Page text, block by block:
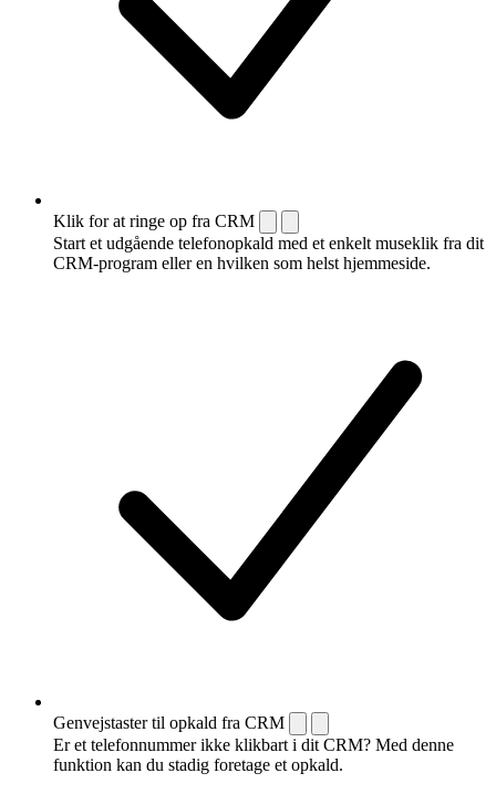
Klik for at ringe op fra CRM
Start et udgående telefonopkald med et enkelt museklik fra dit
CRM-program eller en hvilken som helst hjemmeside.
Genvejstaster til opkald fra CRM
Er et telefonnummer ikke klikbart i dit CRM? Med denne
funktion kan du stadig foretage et opkald.